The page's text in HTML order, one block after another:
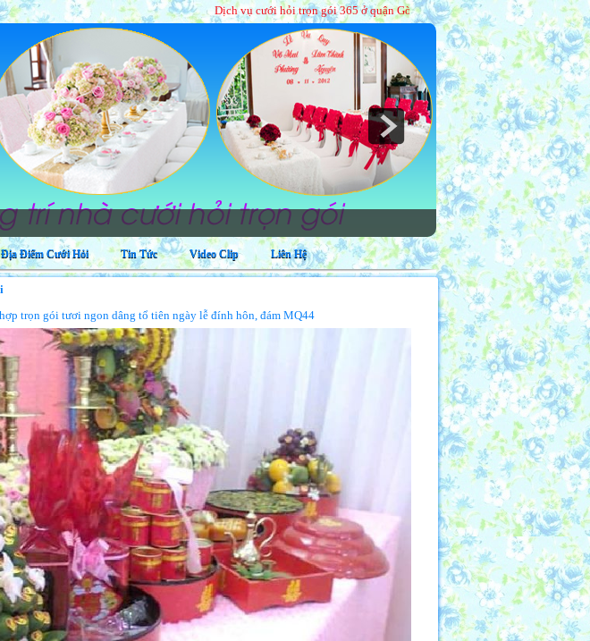
Dịch vụ cưới hỏi trọn gói 365 ở quận Gò Vấp|Địa chỉ 334/26 Lê Trọng Tấn, phường Tây
Địa Điểm Cưới Hỏi Tin Tức Video Clip Liên Hệ
trọn gói tươi ngon dâng tổ tiên ngày lễ đính hôn, đám MQ44